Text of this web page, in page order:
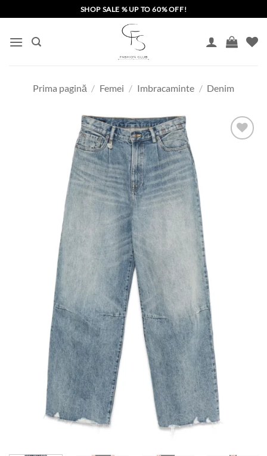
to
content
SHOP SALE % UP TO 60% OFF!
Prima pagină / Femei / Imbracaminte / Denim